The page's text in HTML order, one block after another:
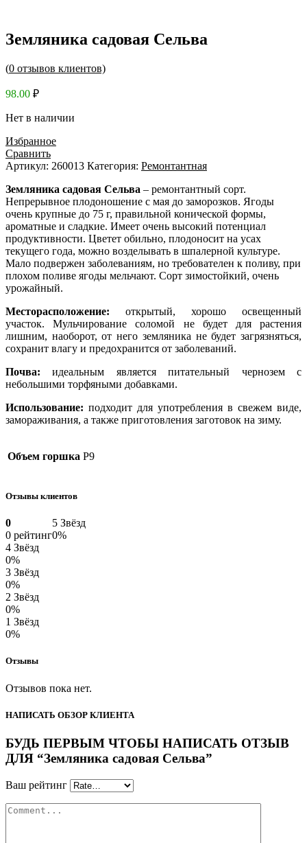
Земляника садовая Сельва
(0 отзывов клиентов)
98.00 ₽
Нет в наличии
Избранное
Сравнить
Артикул: 260013 Категория: Ремонтантная
Земляника садовая Сельва – ремонтантный сорт.
Непрерывное плодоношение с мая до заморозков. Ягоды
очень крупные до 75 г, правильной конической формы,
ароматные и сладкие. Имеет очень высокий потенциал
продуктивности. Цветет обильно, плодоносит на усах
текущего года, можно возделывать в шпалерной культуре.
Мало подвержен заболеваниям, но требователен к поливу, при
плохом поливе ягоды мельчают. Сорт зимостойкий, очень
урожайный.
Месторасположение: открытый, хорошо освещенный
участок. Мульчирование соломой не будет для растения
лишним, наоборот, от него земляника не будет загрязняться,
сохранит влагу и предохранится от заболеваний.
Почва: идеальным является питательный чернозем с
небольшими торфяными добавками.
Использование: подходит для употребления в свежем виде,
замораживания, а также приготовления заготовок на зиму.
Объем горшка P9
Отзывы клиентов
0
0 рейтинг
5 Звёзд
0%
4 Звёзд
0%
3 Звёзд
0%
2 Звёзд
0%
1 Звёзд
0%
Отзывы
Отзывов пока нет.
НАПИСАТЬ ОБЗОР КЛИЕНТА
БУДЬ ПЕРВЫМ ЧТОБЫ НАПИСАТЬ ОТЗЫВ
ДЛЯ “Земляника садовая Сельва”
Ваш рейтинг